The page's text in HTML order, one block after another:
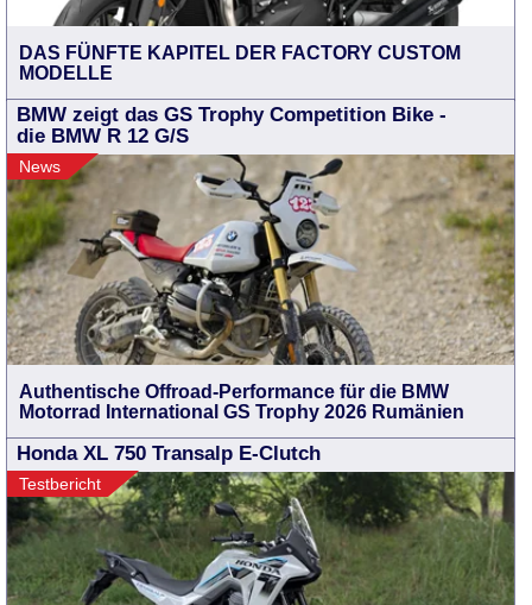
DAS FÜNFTE KAPITEL DER FACTORY CUSTOM
MODELLE
BMW zeigt das GS Trophy Competition Bike -
die BMW R 12 G/S
News
Authentische Offroad-Performance für die BMW
Motorrad International GS Trophy 2026 Rumänien
Honda XL 750 Transalp E-Clutch
Testbericht